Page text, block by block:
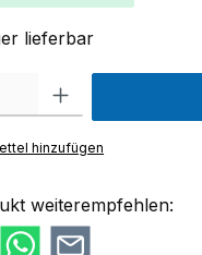
lieferbar
den gewünschten Wert
hinzufügen
weiterempfehlen: